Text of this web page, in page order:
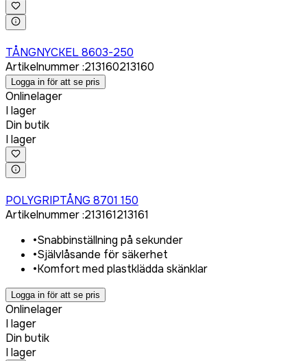
TÅNGNYCKEL 8603-250
Artikelnummer:213160213160
Logga in för att se pris
Onlinelager
I lager
Din butik
I lager
POLYGRIPTÅNG 8701 150
Artikelnummer:213161213161
•Snabbinställning på sekunder
•Självlåsande för säkerhet
•Komfort med plastklädda skänklar
Logga in för att se pris
Onlinelager
I lager
Din butik
I lager